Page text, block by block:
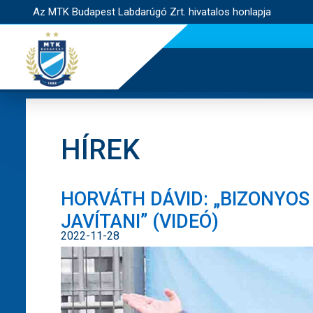
Az MTK Budapest Labdarúgó Zrt. hivatalos honlapja
HÍREK
HORVÁTH DÁVID:
JAVÍTANI” (VIDEÓ)
2022-11-28